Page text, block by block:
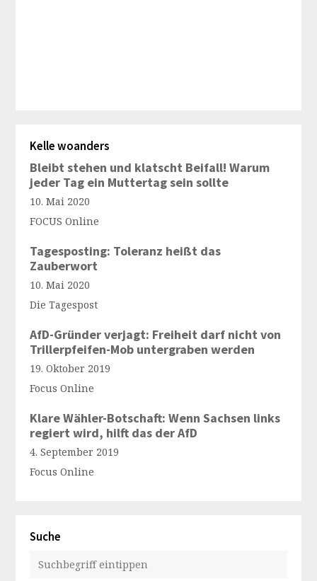
Kelle woanders
Bleibt stehen und klatscht Beifall! Warum
jeder Tag ein Muttertag sein sollte
10. Mai 2020
FOCUS Online
Tagesposting: Toleranz heißt das
Zauberwort
10. Mai 2020
Die Tagespost
AfD-Gründer verjagt: Freiheit darf nicht von
Trillerpfeifen-Mob untergraben werden
19. Oktober 2019
Focus Online
Klare Wähler-Botschaft: Wenn Sachsen links
regiert wird, hilft das der AfD
4. September 2019
Focus Online
Suche